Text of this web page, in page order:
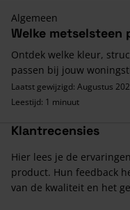
Algemeen
Welke
Ontdek welke kleur,
passen bij jouw
Laatst gewijzigd: Augustus
Leestijd: 1 minuut
Klantrecensies
Hier lees je de
product. Hun feedback
van de kwaliteit en het